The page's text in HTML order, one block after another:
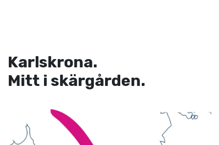
Karlskrona.
Mitt i skärgården.